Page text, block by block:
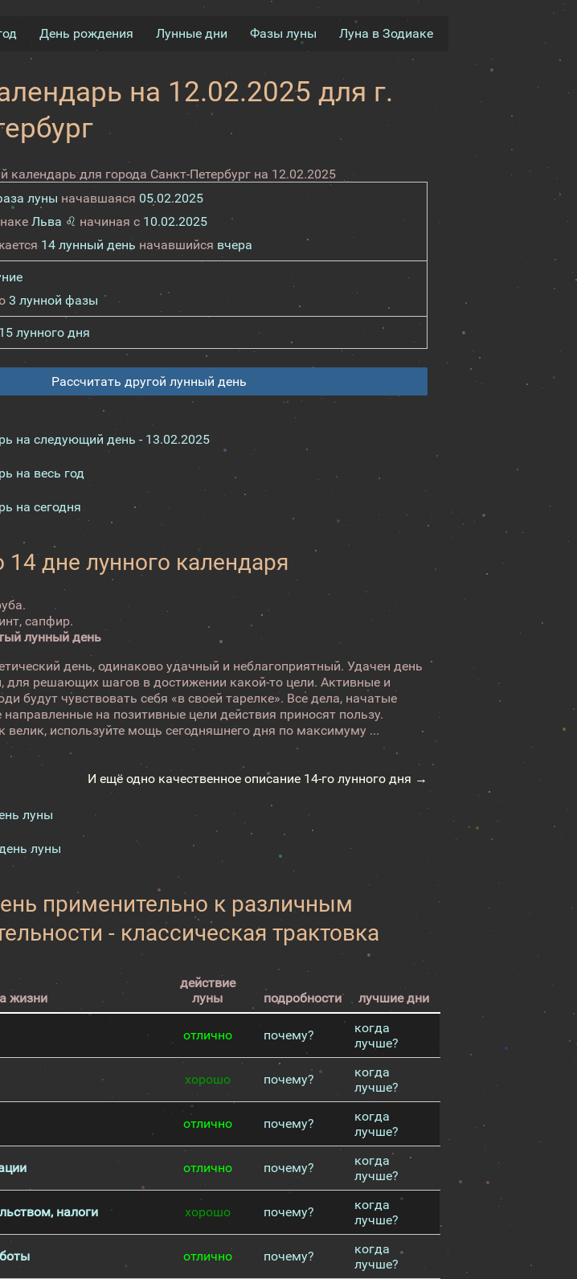
День рождения Лунные дни Фазы луны Луна в Зодиаке
на 12.02.2025 для г.
календарь для города Санкт-Петербург на 12.02.2025
луны начавшаяся 05.02.2025
Льва ♌ начиная с 10.02.2025
14 лунный день начавшийся вчера
3 лунной фазы
15 лунного дня
Рассчитать другой лунный день
на следующий день - 13.02.2025
на весь год
на сегодня
14 дне лунного календаря
сапфир.
лунный день
день, одинаково удачный и неблагоприятный. Удачен день
для решающих шагов в достижении какой-то цели. Активные и
будут чувствовать себя «в своей тарелке». Все дела, начатые
направленные на позитивные цели действия приносят пользу.
велик, используйте мощь сегодняшнего дня по максимуму ...
И ещё одно качественное описание 14-го лунного дня →
луны
луны
применительно к различным
- классическая трактовка
жизни
действие
луны
подробности лучшие дни
отлично почему?
когда
лучше?
хорошо почему?
когда
лучше?
отлично почему?
когда
лучше?
отлично почему?
когда
лучше?
налоги хорошо почему?
когда
лучше?
отлично почему?
когда
лучше?